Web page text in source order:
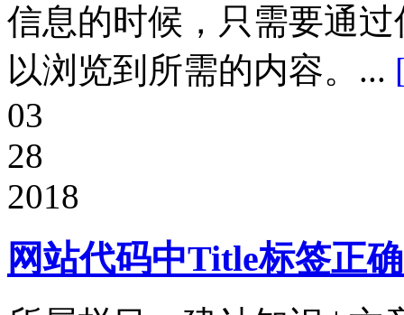
信息的时候，只需要通
以浏览到所需的内容。...
03
28
2018
网站代码中Title标签正